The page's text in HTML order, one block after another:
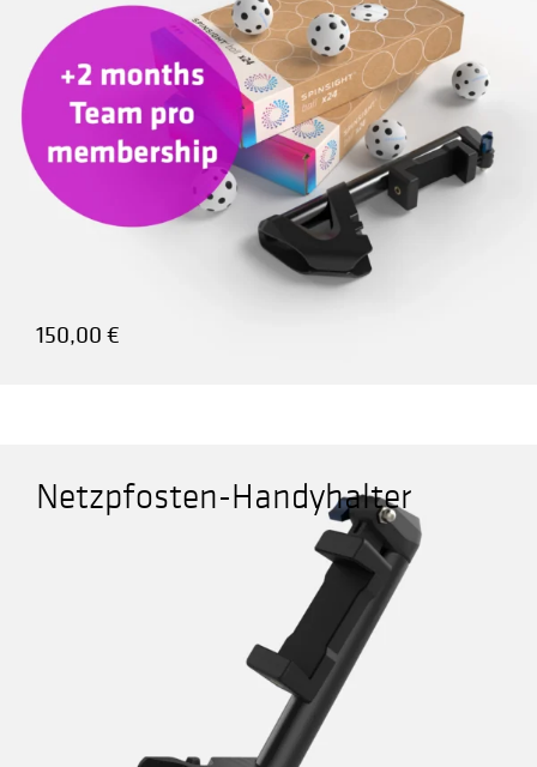
150,00 €
Netzpfosten-Handyhalter